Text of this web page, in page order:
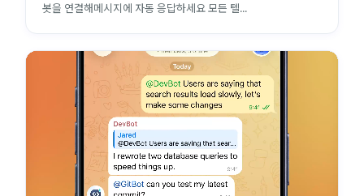
봇을 연결해메시지에 자동 응답하세요 모든 텔...